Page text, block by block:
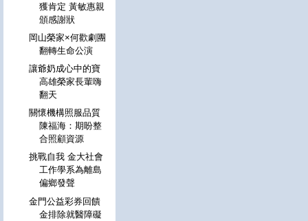
獲肯定 黃敏惠親
頒感謝狀
岡山榮家×何歡劇團
翻轉生命公演
讓爺奶成心中的寶
高雄榮家長輩嗨
翻天
關懷機構照服品質
陳福海：期盼整
合照顧資源
挑戰自我 金大社會
工作學系為離島
偏鄉發聲
金門公益彩券回饋
金排除就醫障礙